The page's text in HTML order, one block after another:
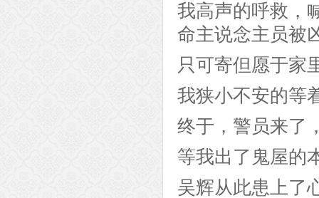
我高声的呼救，
命主说念主员被
只可寄但愿于家
我狭小不安的等
终于，警员来了
等我出了鬼屋的
吴辉从此患上了